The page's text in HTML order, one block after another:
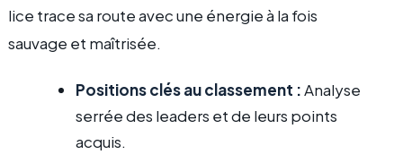
lice trace sa route avec une énergie à la fois
sauvage et maîtrisée.
Positions clés au classement :Analyse
serrée des leaders et de leurs points
acquis.